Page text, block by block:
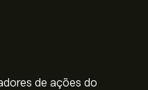
de ações do